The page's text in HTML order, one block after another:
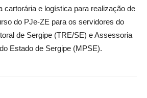
cartorária e logística para realização de
do PJe-ZE para os servidores do
de Sergipe (TRE/SE) e Assessoria
Estado de Sergipe (MPSE).